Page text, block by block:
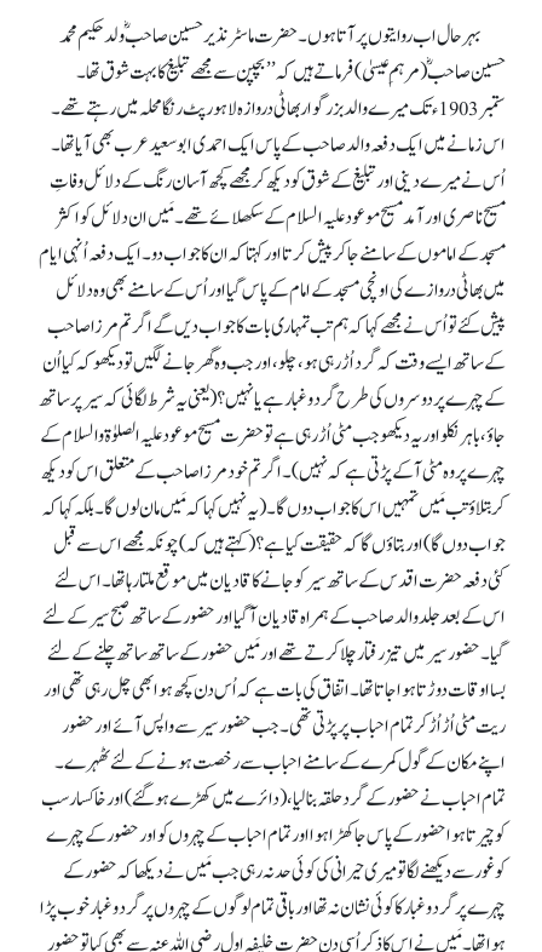
بہر حال اب روایتوں پر آتا ہوں۔ حضرت ماسٹر نذیر حسین صاحبؓ ولد حکیم محمد
حسین صاحبؓ (مرہمِ عیسیٰ) فرماتے ہیں کہ ’’بچپن سے مجھے تبلیغ کا بہت شوق تھا۔
ستمبر 1903ء تک میرے والد بزرگوار بھاٹی دروازہ لاہور پٹ رنگا محلہ میں رہتے تھے۔
اس زمانے میں ایک دفعہ والد صاحب کے پاس ایک احمدی ابو سعید عرب بھی آیا تھا۔
اُس نے میرے دینی اور تبلیغ کے شوق کو دیکھ کر مجھے کچھ آسان رنگ کے دلائل وفاتِ
مسیح ناصری اور آمد مسیح موعود علیہ السلام کے سکھلائے تھے۔ مَیں ان دلائل کو اکثر
مسجد کے اماموں کے سامنے جا کر پیش کرتا اور کہتا کہ ان کا جواب دو۔ ایک دفعہ اُنہی ایام
میں بھاٹی دروازے کی اونچی مسجد کے امام کے پاس گیا اور اُس کے سامنے بھی وہ دلائل
پیش کئے تو اُس نے مجھے کہا کہ ہم تب تمہاری بات کا جواب دیں گے اگر تم مرزا صاحب
کے ساتھ ایسے وقت کہ گرد اُڑ رہی ہو، چلو، اور جب وہ گھر جانے لگیں تو دیکھو کہ کیا اُن
کے چہرے پر دوسروں کی طرح گرد و غبار ہے یا نہیں؟ (یعنی یہ شرط لگائی کہ سیر پرساتھ
جاؤ، باہر نکلو اور یہ دیکھو جب مٹی اُڑ رہی ہے تو حضرت مسیح موعود علیہ الصلوٰۃ والسلام کے
چہرے پر وہ مٹی آ کے پڑتی ہے کہ نہیں )۔ اگر تم خود مرزا صاحب کے متعلق اس کو دیکھ
کر بتلاؤ تب مَیں تمہیں اس کا جواب دوں گا۔ (یہ نہیں کہا کہ مَیں مان لوں گا۔ بلکہ کہا کہ
جواب دوں گا) اور بتاؤں گا کہ حقیقت کیا ہے؟ (کہتے ہیں کہ) چونکہ مجھے اس سے قبل
کئی دفعہ حضرت اقدس کے ساتھ سیر کو جانے کا قادیان میں موقع ملتا رہا تھا۔ اس لئے
اس کے بعد جلد والد صاحب کے ہمراہ قادیان آ گیا اور حضور کے ساتھ صبح سیر کے لئے
گیا۔ حضور سیر میں تیز رفتار چلا کرتے تھے اور مَیں حضور کے ساتھ ساتھ چلنے کے لئے
بسا اوقات دوڑتا ہوا جاتا تھا۔ اتفاق کی بات ہے کہ اُس دن کچھ ہوا بھی چل رہی تھی اور
ریت مٹی اُڑ اُڑ کر تمام احباب پر پڑتی تھی۔ جب حضور سیر سے واپس آئے اور حضور
اپنے مکان کے گول کمرے کے سامنے احباب سے رخصت ہونے کے لئے ٹھہرے۔
تمام احباب نے حضور کے گرد حلقہ بنا لیا، (دائرے میں کھڑے ہوگئے) اور خاکسار سب
کو چیرتا ہوا حضور کے پاس جا کھڑا ہوا اور تمام احباب کے چہروں کو اور حضور کے چہرے
کو غور سے دیکھنے لگا تو میری حیرانی کی کوئی حدنہ رہی جب مَیں نے دیکھا کہ حضور کے
چہرے پر گرد و غبار کا کوئی نشان نہ تھا اور باقی تمام لوگوں کے چہروں پر گرد و غبار خوب پڑا
ہوا تھا۔ مَیں نے اس کا ذکر اُسی دن حضرت خلیفہ اول رضی اللہ عنہ سے بھی کیا تو حضور